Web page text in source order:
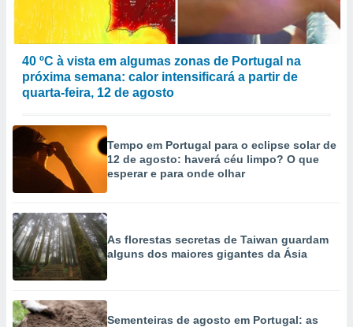
40 ºC à vista em algumas zonas de Portugal na
próxima semana: calor intensificará a partir de
quarta-feira, 12 de agosto
Tempo em Portugal para o eclipse solar de
12 de agosto: haverá céu limpo? O que
esperar e para onde olhar
As florestas secretas de Taiwan guardam
alguns dos maiores gigantes da Ásia
Sementeiras de agosto em Portugal: as